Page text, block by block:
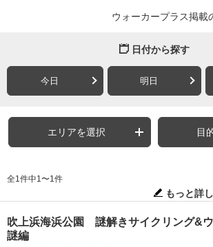
ウォーカープラス掲載
日付から探す
今日 明日
エリアを選択 目
全1件中1〜1件
もっと詳
吹上浜海浜公園 謎解きサイクリング&
謎編